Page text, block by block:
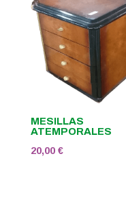
MESILLAS
ATEMPORALES
20,00 €